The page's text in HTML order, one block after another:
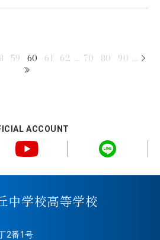
59 60 61 62 ... 70 80 90 ...
ACCOUNT
中学校高等学校
2番1号